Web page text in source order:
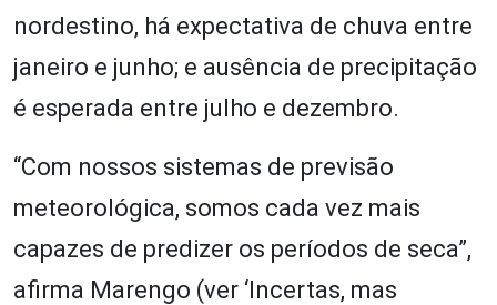
nordestino, há expectativa de chuva entre
janeiro e junho; e ausência de precipitação
é esperada entre julho e dezembro.
“Com nossos sistemas de previsão
meteorológica, somos cada vez mais
capazes de predizer os períodos de seca”,
afirma Marengo (ver ‘Incertas, mas